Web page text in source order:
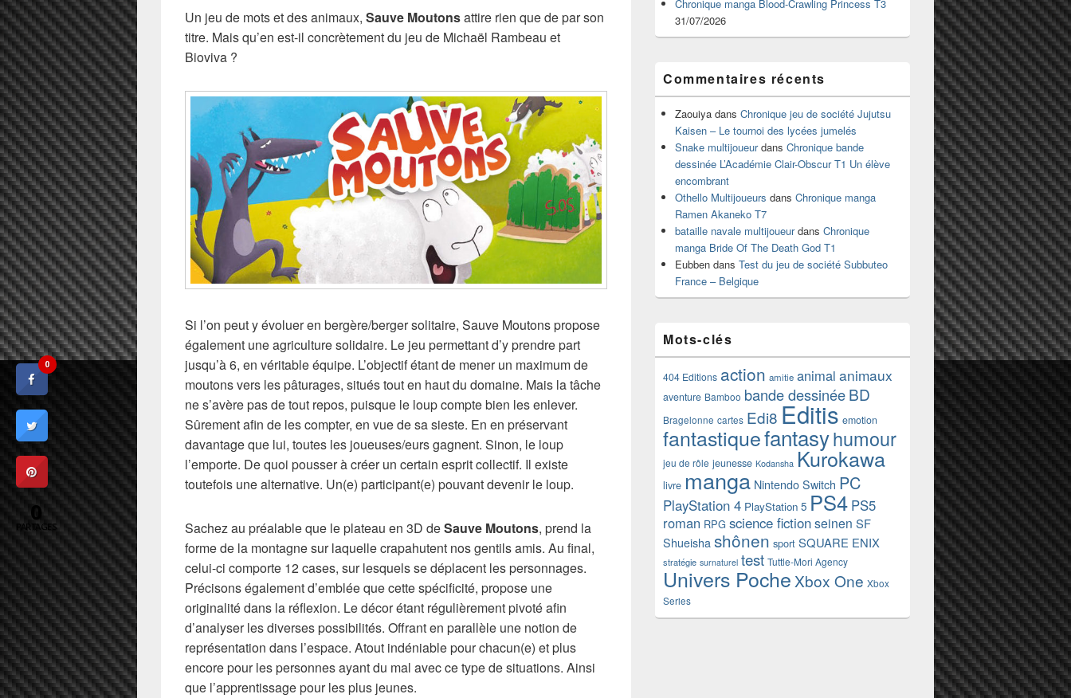
Un jeu de mots et des animaux, Sauve Moutonsattire rien que de par son
titre. Mais qu’en est-il concrètement du jeu de Michaël Rambeau et
Bioviva ?
Si l’on peut y évoluer en bergère/berger solitaire, Sauve Moutons propose
également une agriculture solidaire. Le jeu permettant d’y prendre part
jusqu’à 6, en véritable équipe. L’objectif étant de mener un maximum de
moutons vers les pâturages, situés tout en haut du domaine. Mais la tâche
ne s’avère pas de tout repos, puisque le loup compte bien les enlever.
Sûrement afin de les compter, en vue de sa sieste. En en préservant
davantage que lui, toutes les joueuses/eurs gagnent. Sinon, le loup
l’emporte. De quoi pousser à créer un certain esprit collectif. Il existe
toutefois une alternative. Un(e) participant(e) pouvant devenir le loup.
Sachez au préalable que le plateau en 3D deSauve Moutons, prend la
forme de la montagne sur laquelle crapahutent nos gentils amis. Au final,
celui-ci comporte 12 cases, sur lesquels se déplacent les personnages.
Précisons également d’emblée que cette spécificité, propose une
originalité dans la réflexion. Le décor étant régulièrement pivoté afin
d’analyser les diverses possibilités. Offrant en parallèle une notion de
représentation dans l’espace. Atout indéniable pour chacun(e) et plus
encore pour les personnes ayant du mal avec ce type de situations. Ainsi
que l’apprentissage pour les plus jeunes.
Chronique manga Blood-Crawling Princess T3
31/07/2026
Commentaires récents
Zaouiya dans Chronique jeu de société Jujutsu
Kaisen – Le tournoi des lycées jumelés
Snake multijoueurdans Chronique bande
dessinée L’Académie Clair-Obscur T1 Un élève
encombrant
Othello Multijoueurs dans Chronique manga
Ramen Akaneko T7
bataille navale multijoueurdans Chronique
manga Bride Of The Death God T1
Eubben dans Test du jeu de société Subbuteo
France – Belgique
Mots-clés
404 Editions action amitie animal animaux
aventure Bamboo bande dessinéeBD
Bragelonne cartes Edi8 Editis emotion
fantastiquefantasyhumour
jeu de rôle jeunesse Kodansha Kurokawa
livre manga Nintendo Switch PC
PlayStation 4 PlayStation 5 PS4 PS5
roman RPG science fictionseinen SF
Shueisha shônen sport SQUARE ENIX
stratégie surnaturel test Tuttle-Mori Agency
Univers Poche Xbox One Xbox
Series
0
0
PARTAGES